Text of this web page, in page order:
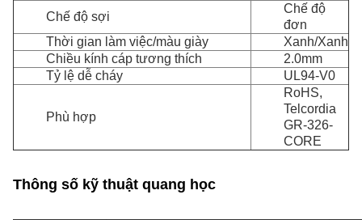
Chế độ sợi
Chế độ
đơn
Thời gian làm việc/màu giày
Xanh/Xanh
Chiều kính cáp tương thích
2.0mm
Tỷ lệ dễ cháy
UL94-V0
Phù hợp
RoHS,
Telcordia
GR-326-
CORE
Thông số kỹ thuật quang học